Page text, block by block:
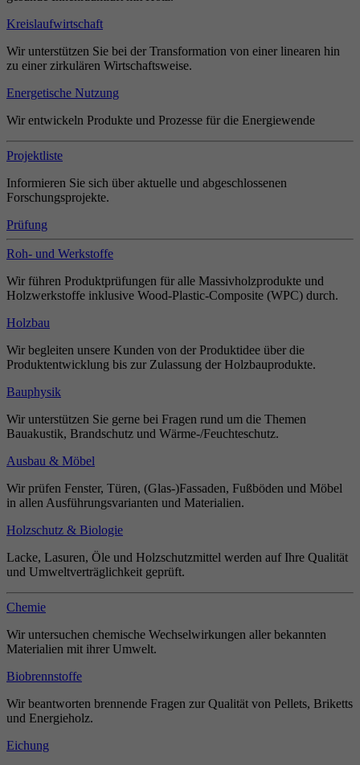
Kreislaufwirtschaft
Wir unterstützen Sie bei der Transformation von einer linearen hin
zu einer zirkulären Wirtschaftsweise.
Energetische Nutzung
Wir entwickeln Produkte und Prozesse für die Energiewende
Projektliste
Informieren Sie sich über aktuelle und abgeschlossenen
Forschungsprojekte.
Prüfung
Roh- und Werkstoffe
Wir führen Produktprüfungen für alle Massivholzprodukte und
Holzwerkstoffe inklusive Wood-Plastic-Composite (WPC) durch.
Holzbau
Wir begleiten unsere Kunden von der Produktidee über die
Produktentwicklung bis zur Zulassung der Holzbauprodukte.
Bauphysik
Wir unterstützen Sie gerne bei Fragen rund um die Themen
Bauakustik, Brandschutz und Wärme-/Feuchteschutz.
Ausbau & Möbel
Wir prüfen Fenster, Türen, (Glas-)Fassaden, Fußböden und Möbel
in allen Ausführungsvarianten und Materialien.
Holzschutz & Biologie
Lacke, Lasuren, Öle und Holzschutzmittel werden auf Ihre Qualität
und Umweltverträglichkeit geprüft.
Chemie
Wir untersuchen chemische Wechselwirkungen aller bekannten
Materialien mit ihrer Umwelt.
Biobrennstoffe
Wir beantworten brennende Fragen zur Qualität von Pellets, Briketts
und Energieholz.
Eichung